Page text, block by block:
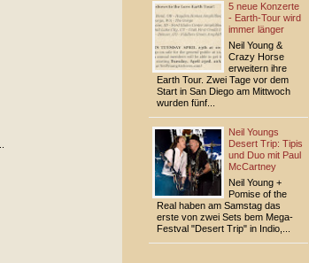
5 neue Konzerte
- Earth-Tour wird
immer länger
Neil Young &
Crazy Horse
erweitern ihre
Earth Tour. Zwei Tage vor dem
Start in San Diego am Mittwoch
wurden fünf...
Neil Youngs
Desert Trip: Tipis
und Duo mit Paul
McCartney
Neil Young +
Pomise of the
Real haben am Samstag das
erste von zwei Sets bem Mega-
Festval "Desert Trip" in Indio,...